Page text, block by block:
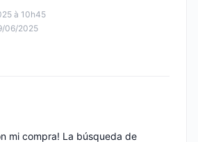
à 10h45
06/2025
mi compra! La búsqueda de